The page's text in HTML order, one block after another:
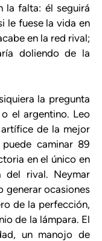
la falta: él seguirá
le fuese la vida en
en la red rival;
doliendo de la
la pregunta
el argentino. Leo
de la mejor
caminar 89
en el único en
del rival. Neymar
generar ocasiones
de la perfección,
de la lámpara. El
un manojo de